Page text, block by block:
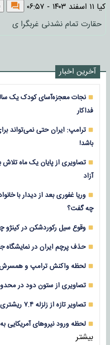
کیا ۱۱ اسفند ۱۴۰۳ - ۰۶:۵۷
حقارت تمام نشدنی غربگرا ی
آخرین اخبار
نجات معجزه‌آسای کودک یک
فداکار
ترامپ: ایران حتی نمی‌تواند
باشد!
تصاویری از پایان یک ماه
آزاد
وریا غفوری بعد از دیدار با
چه گفت؟
وقوع سیل رکوردشکن در کینژو
حذف پرچم ایران در نمایشگاه
لحظه واکنش ترامپ و همسرش
تصاویری از ستون دود در
تصاویر تازه از زلزله‌ ۷.۴ ریشتری در ژاپن
لحظه ورود نیروهای آمریکایی
بیشتر